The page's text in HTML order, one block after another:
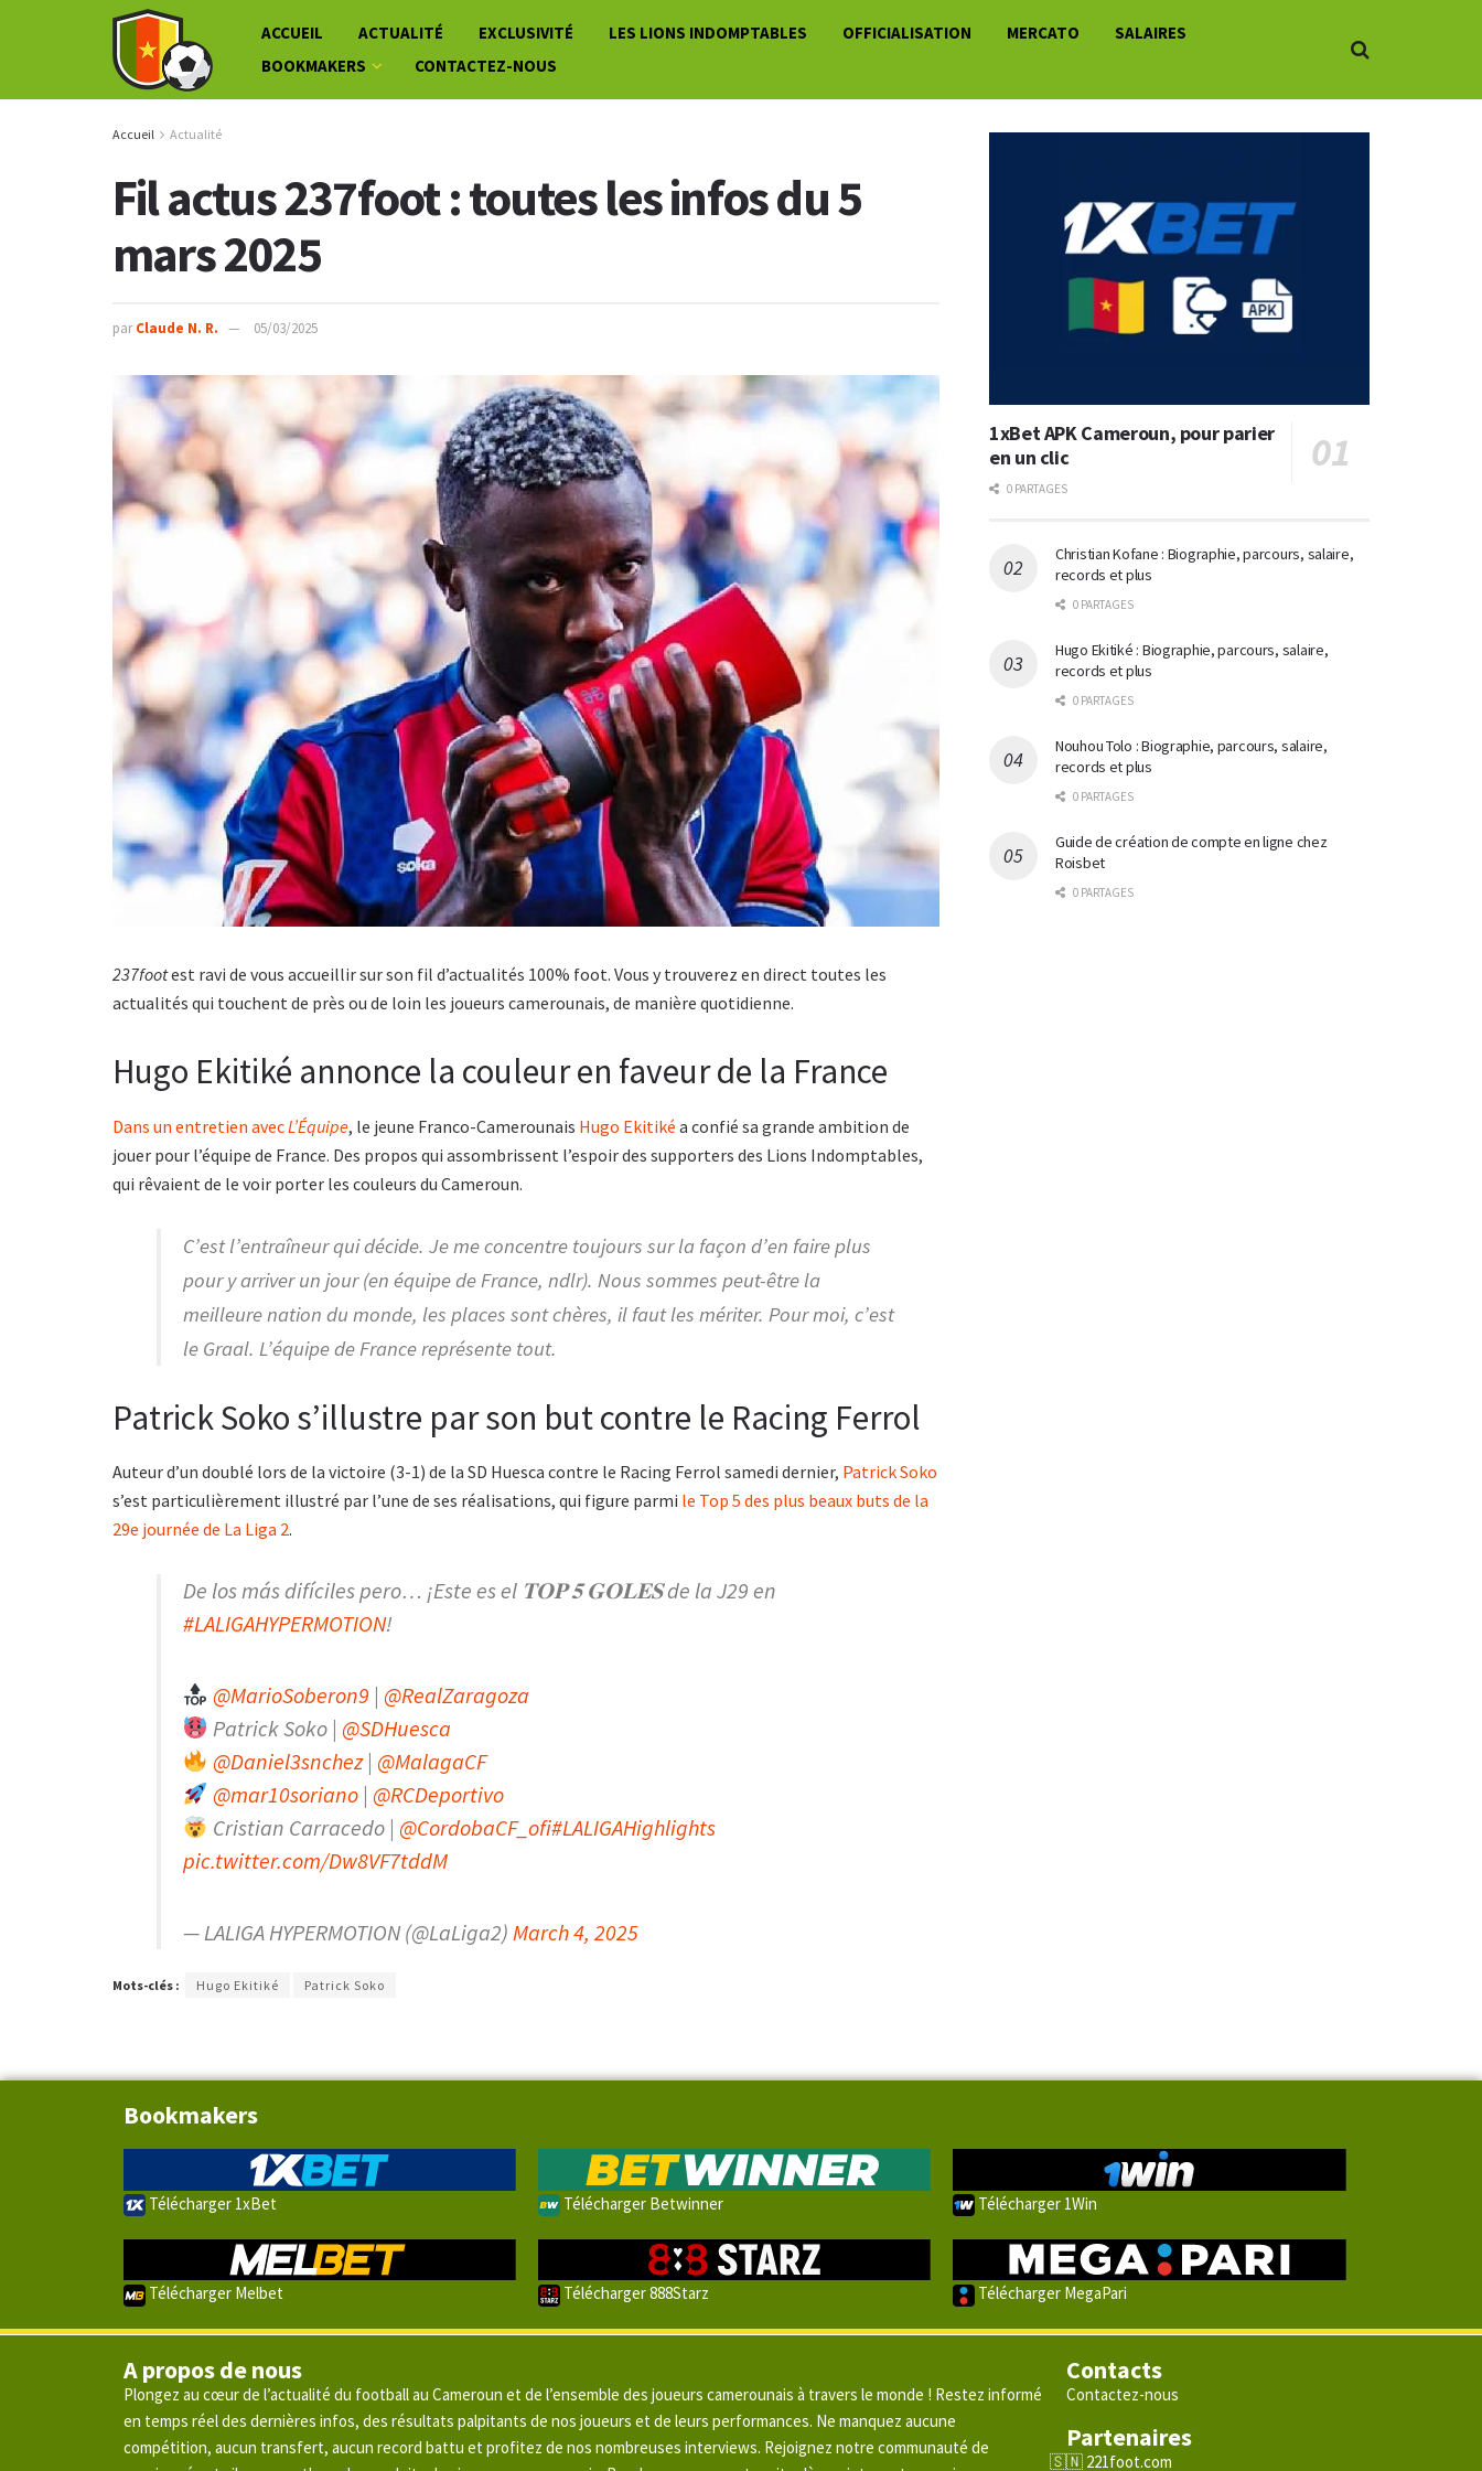
ACCUEIL ACTUALITÉ EXCLUSIVITÉ LES LIONS INDOMPTABLES OFFICIALISATION MERCATO
SALAIRES
BOOKMAKERS
CONTACTEZ-NOUS
Accueil Actualité
Fil actus 237foot : toutes les infos du 5
mars 2025
par Claude N. R. 05/03/2025
237footest ravi de vous accueillir sur son fil d’actualités 100% foot. Vous y trouverez en direct toutes les
actualités qui touchent de près ou de loin les joueurs camerounais, de manière quotidienne.
Hugo Ekitiké annonce la couleur en faveur de la France
Dans un entretien avecL’Équipe, le jeune Franco-Camerounais Hugo Ekitiké a confié sa grande ambition de
jouer pour l’équipe de France. Des propos qui assombrissent l’espoir des supporters des Lions Indomptables,
qui rêvaient de le voir porter les couleurs du Cameroun.
C’est l’entraîneur qui décide. Je me concentre toujours sur la façon d’en faire plus
pour y arriver un jour (en équipe de France, ndlr). Nous sommes peut-être la
meilleure nation du monde, les places sont chères, il faut les mériter. Pour moi, c’est
le Graal. L’équipe de France représente tout.
Patrick Soko s’illustre par son but contre le Racing Ferrol
Auteur d’un doublé lors de la victoire (3-1) de la SD Huesca contre le Racing Ferrol samedi dernier, Patrick Soko
s’est particulièrement illustré par l’une de ses réalisations, qui figure parmi le Top 5 des plus beaux buts de la
29e journée de La Liga 2.
De los más difíciles pero… ¡Este es el 𝐓𝐎𝐏 𝟓 𝐆𝐎𝐋𝐄𝐒 de la J29 en
#LALIGAHYPERMOTION!
@MarioSoberon9 | @RealZaragoza
Patrick Soko | @SDHuesca
@Daniel3snchez| @MalagaCF
@mar10soriano| @RCDeportivo
Cristian Carracedo | @CordobaCF_ofi#LALIGAHighlights
pic.twitter.com/Dw8VF7tddM
— LALIGA HYPERMOTION (@LaLiga2) March 4, 2025
Mots-clés : Hugo Ekitiké Patrick Soko
1xBet APK Cameroun, pour parier
en un clic
0 PARTAGES
Christian Kofane : Biographie, parcours, salaire,
records et plus
0 PARTAGES
Hugo Ekitiké : Biographie, parcours, salaire,
records et plus
0 PARTAGES
Nouhou Tolo : Biographie, parcours, salaire,
records et plus
0 PARTAGES
Guide de création de compte en ligne chez
Roisbet
0 PARTAGES
Bookmakers
Télécharger 1xBet Télécharger Betwinner Télécharger 1Win
Télécharger Melbet Télécharger 888Starz Télécharger MegaPari
A propos de nous
Plongez au cœur de l’actualité du football au Cameroun et de l’ensemble des joueurs camerounais à travers le monde ! Restez informé
en temps réel des dernières infos, des résultats palpitants de nos joueurs et de leurs performances. Ne manquez aucune
compétition, aucun transfert, aucun record battu et profitez de nos nombreuses interviews. Rejoignez notre communauté de
Contacts
Contactez-nous
Partenaires
221foot.com